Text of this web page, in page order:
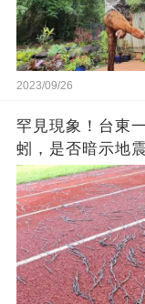
2023/09/26
罕見現象！台東
蚓，是否暗示地